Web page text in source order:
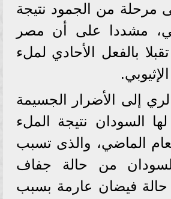
مرحلة من الجمود نتيجة
مشددا على أن مصر
بالفعل الأحادي لملء
إلى الأضرار الجسيمة
السودان نتيجة الملء
الماضي، والذى تسبب
من حالة جفاف
حالة فيضان عارمة بسبب